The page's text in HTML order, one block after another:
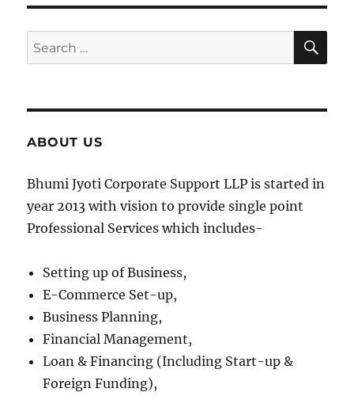
Search
for:
ABOUT US
Bhumi Jyoti Corporate Support LLP is started in
year 2013 with vision to provide single point
Professional Services which includes-
Setting up of Business,
E-Commerce Set-up,
Business Planning,
Financial Management,
Loan & Financing (Including Start-up &
Foreign Funding),